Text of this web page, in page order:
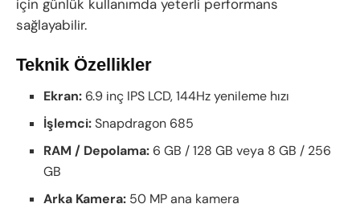
için günlük kullanımda yeterli performans
sağlayabilir.
Teknik Özellikler
Ekran: 6.9 inç IPS LCD, 144Hz yenileme hızı
İşlemci:Snapdragon 685
RAM / Depolama: 6 GB / 128 GB veya 8 GB / 256
GB
Arka Kamera: 50 MP ana kamera